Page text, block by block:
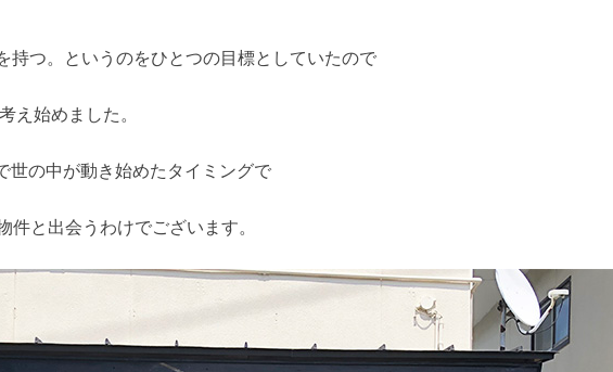
持つ。というのをひとつの目標としていたので
え始めました。
世の中が動き始めたタイミングで
と出会うわけでございます。